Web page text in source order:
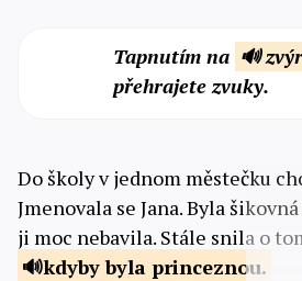
Tapnutím na 🔊
přehrajete zvuky.
Do školy v jednom městečku
Jmenovala se Jana. Byla
ji moc nebavila. Stále snila o
kdybybyla princeznou.